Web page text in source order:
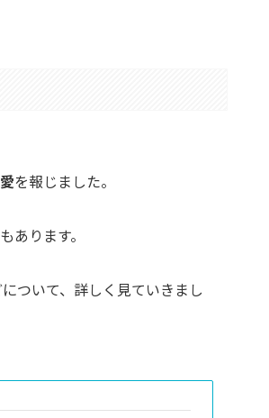
を報じました。
あります。
ついて、詳しく見ていきまし